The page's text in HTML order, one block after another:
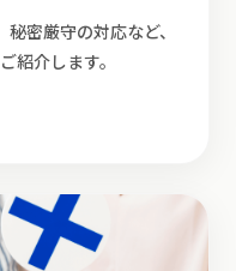
密厳守の対応など、
紹介します。